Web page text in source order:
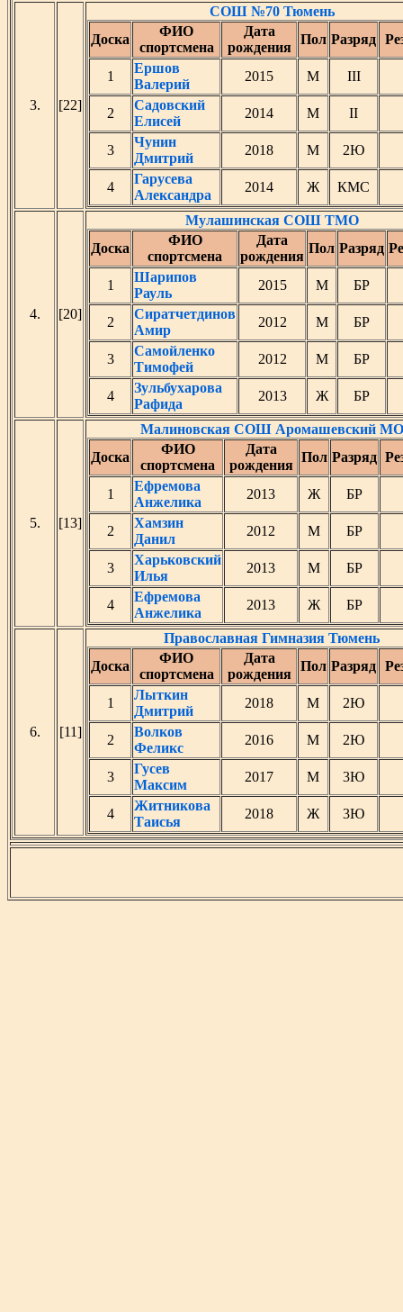
3. [22]
СОШ №70 Тюмень
Доска
ФИО
спортсмена
Дата
рождения
Пол Разряд
1
Ершов
Валерий
2015 М III
2
Садовский
Елисей
2014 М II
3
Чунин
Дмитрий
2018 М 2Ю
4
Гарусева
Александра
2014 Ж КМС
4. [20]
Мулашинская СОШ ТМО
Доска
ФИО
спортсмена
Дата
рождения
Пол Разряд
1
Шарипов
Рауль
2015 М БР
2
Сиратчетдинов
Амир
2012 М БР
3
Самойленко
Тимофей
2012 М БР
4
Зульбухарова
Рафида
2013 Ж БР
5. [13]
Малиновская СОШ Аромашевский МО
Доска
ФИО
спортсмена
Дата
рождения
Пол Разряд
1
Ефремова
Анжелика
2013 Ж БР
2
Хамзин
Данил
2012 М БР
3
Харьковский
Илья
2013 М БР
4
Ефремова
Анжелика
2013 Ж БР
6. [11]
Православная Гимназия Тюмень
Доска
ФИО
спортсмена
Дата
рождения
Пол Разряд
1
Лыткин
Дмитрий
2018 М 2Ю
2
Волков
Феликс
2016 М 2Ю
3
Гусев
Максим
2017 М 3Ю
4
Житникова
Таисья
2018 Ж 3Ю